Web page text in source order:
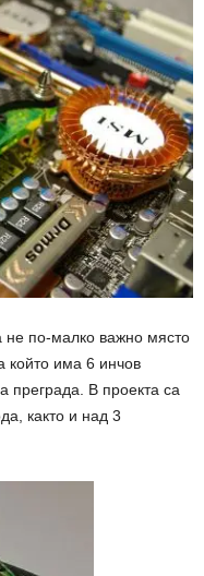
по-малко важно място
който има 6 инчов
преграда. В проекта са
както и над 3